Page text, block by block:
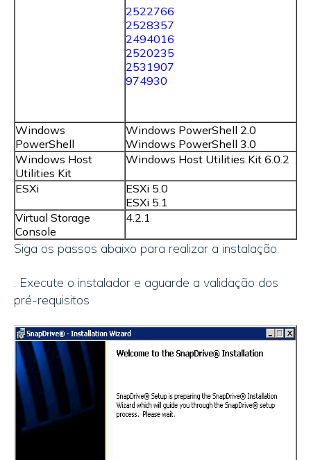
2522766
2528357
2494016
2520235
2531907
974930
Windows
PowerShell
Windows PowerShell 2.0
Windows PowerShell 3.0
Windows Host
Utilities Kit
Windows Host Utilities Kit 6.0.2
ESXi
ESXi 5.0
ESXi 5.1
Virtual Storage
Console
4.2.1
Siga os passos abaixo para realizar a instalação.
. Execute o instalador e aguarde a validação dos
pré-requisitos